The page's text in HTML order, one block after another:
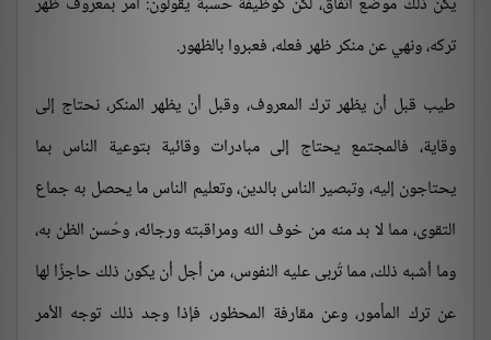
تركه، ونهي عن منكر ظهر فعله، فعبروا بالظهور.
طيب قبل أن يظهر ترك المعروف، وقبل أن يظهر المنكر، نحتاج إلى
وقاية، فالمجتمع يحتاج إلى مبادرات وقائية بتوعية الناس بما
يحتاجون إليه، وتبصير الناس بالدين، وتعليم الناس ما يحصل به جماع
التقوى، مما لا بد منه من خوف الله ومراقبته ورجائه، وحُسن الظن به،
وما أشبه ذلك، مما تُربى عليه النفوس، من أجل أن يكون ذلك حاجزًا لها
عن ترك المأمور، وعن مقارفة المحظور، فإذا وجد ذلك توجه الأمر